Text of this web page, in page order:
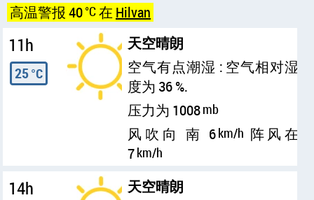
高温警报 40°C在 Hilvan
11h
25°C
天空晴朗
空气有点潮湿 : 空气相对湿
度为 36 %.
压力为 1008mb
风吹向 南 6km/h 阵风在
7km/h
14h
天空晴朗